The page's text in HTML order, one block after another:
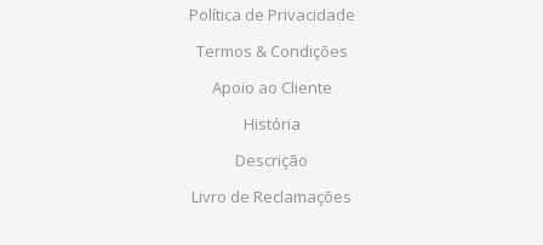
Política de Privacidade
Termos & Condições
Apoio ao Cliente
História
Descrição
Livro de Reclamações